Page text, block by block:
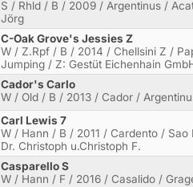
S / Rhld / B / 2009 / Argentinus /
Jörg
C-Oak Grove's Jessies Z
W / Z.Rpf / B / 2014 / Chellsini Z /
Jumping / Z: Gestüt Eichenhain
Cador's Carlo
W / Old / B / 2013 / Cador /
Carl Lewis 7
W / Hann / B / 2011 / Cardento / Sao
Dr. Christoph u.Christoph F.
Casparello S
W / Hann / F / 2016 / Casalido /